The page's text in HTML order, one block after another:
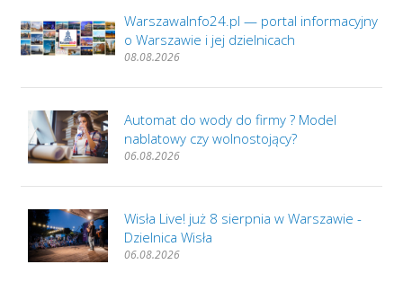
WarszawaInfo24.pl — portal informacyjny
o Warszawie i jej dzielnicach
08.08.2026
Automat do wody do firmy ? Model
nablatowy czy wolnostojący?
06.08.2026
Wisła Live! już 8 sierpnia w Warszawie -
Dzielnica Wisła
06.08.2026